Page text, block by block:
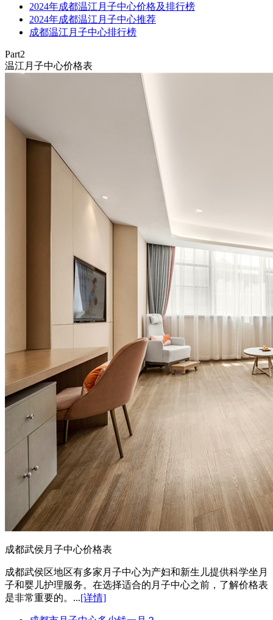
2024年成都温江月子中心价格及排行榜
2024年成都温江月子中心推荐
成都温江月子中心排行榜
Part2
温江月子中心价格表
成都武侯月子中心价格表
成都武侯区地区有多家月子中心为产妇和新生儿提供科学坐月
子和婴儿护理服务。在选择适合的月子中心之前，了解价格表
是非常重要的。...[详情]